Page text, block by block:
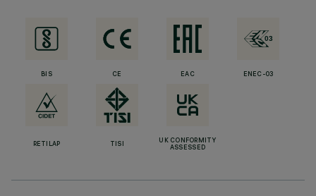
BIS CE EAC ENEC-03
RETILAP TISI
UK CONFORMITY
ASSESSED